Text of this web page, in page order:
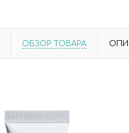
ОБЗОР ТОВАРА